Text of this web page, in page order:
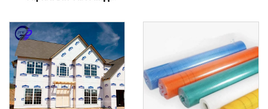
хашлагын дэлгэц,
гадаадын хаалга,
хашилга
нарангийн завслууд ба
шүвтэрсэн тор